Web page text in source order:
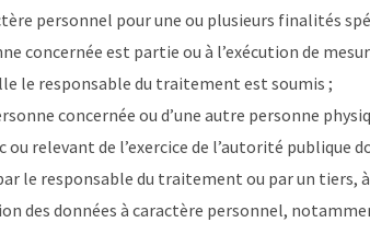
personnel pour une ou plusieurs finalités
concernée est partie ou à l’exécution de
le responsable du traitement est soumis ;
concernée ou d’une autre personne
relevant de l’exercice de l’autorité
le responsable du traitement ou par un
des données à caractère personnel,